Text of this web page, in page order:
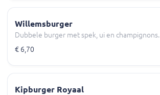
Willemsburger
Dubbele burger met spek, ui en champignons.
€ 6,70
Kipburger Royaal